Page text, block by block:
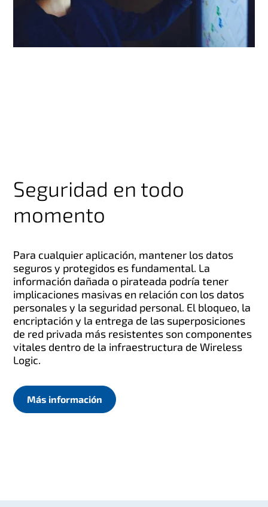
Seguridad en todo
momento
Para cualquier aplicación, mantener los datos
seguros y protegidos es fundamental. La
información dañada o pirateada podría tener
implicaciones masivas en relación con los datos
personales y la seguridad personal. El bloqueo, la
encriptación y la entrega de las superposiciones
de red privada más resistentes son componentes
vitales dentro de la infraestructura de Wireless
Logic.
Más información